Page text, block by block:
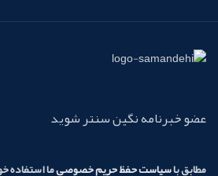
عضو خبرنامه نگین سنتر شوید
مطابق باسیاست حفظ حریم خصوصیما استفاده